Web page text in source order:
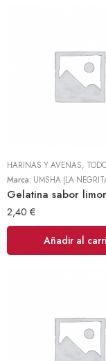
HARINAS Y AVENAS,
Marca: UMSHA (LA
Gelatina sabor
2,40 €
Añadir al